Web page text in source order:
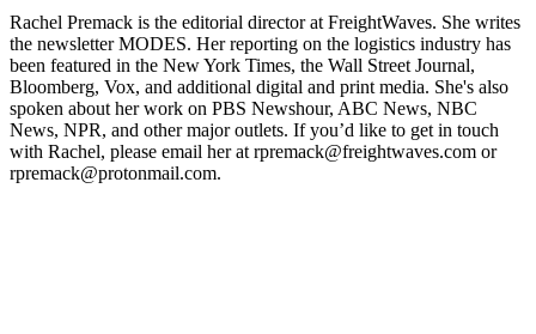
The Signal at Chattanooga Choo Choo • Chattanooga, TN
REGISTER NOW
Rachel Premack is the editorial director at FreightWaves. She writes
the newsletter MODES. Her reporting on the logistics industry has
been featured in the New York Times, the Wall Street Journal,
Bloomberg, Vox, and additional digital and print media. She's also
spoken about her work on PBS Newshour, ABC News, NBC
News, NPR, and other major outlets. If you’d like to get in touch
with Rachel, please email her at rpremack@freightwaves.com or
rpremack@protonmail.com.